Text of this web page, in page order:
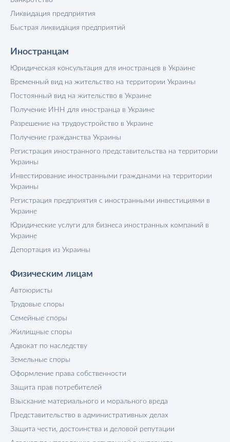
Ликвидация предприятия
Быстрая ликвидация предприятий
Иностранцам
Юридическая консультация для иностранцев в Украине
Временный вид на жительство на территории Украины
Постоянный вид на жительство в Украине
Получение ИНН для иностранца в Украине
Разрешение на трудоустройство в Украине
Получение гражданства Украины
Регистрация иностранного представительства на территории
Украины
Инвестирование иностранными гражданами на территории
Украины
Регистрация предприятия с иностранными инвестициями в
Украине
Юридические услуги для бизнеса иностранных компаний в
Украине
Депортация из Украины
Физическим лицам
Автоюристы
Трудовые споры
Семейные споры
Жилищные споры
Адвокат по наследству
Земельные споры
Оформление права собственности
Защита прав потребителей
Взыскание материального и морального вреда
Представительство в административных делах
Защита чести, достоинства и деловой репутации